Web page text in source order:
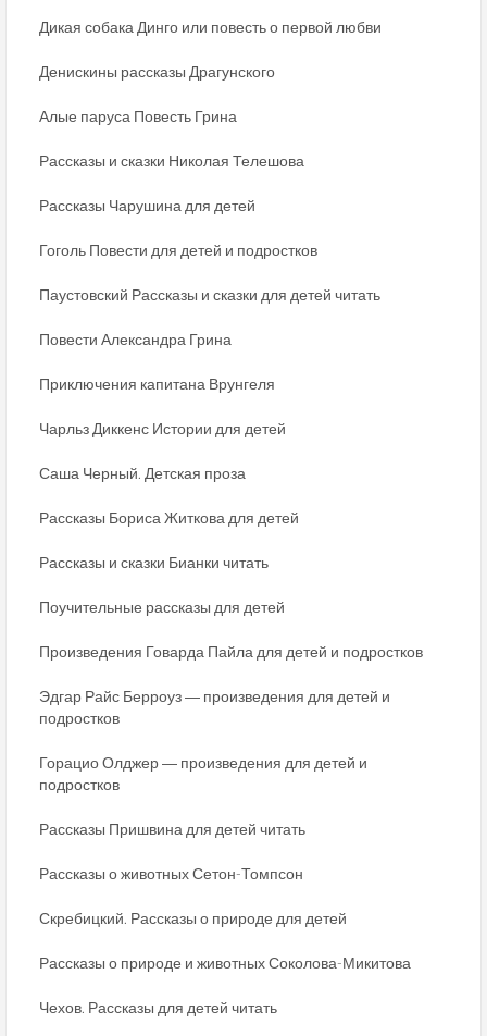
Дикая собака Динго или повесть о первой любви
Денискины рассказы Драгунского
Алые паруса Повесть Грина
Рассказы и сказки Николая Телешова
Рассказы Чарушина для детей
Гоголь Повести для детей и подростков
Паустовский Рассказы и сказки для детей читать
Повести Александра Грина
Приключения капитана Врунгеля
Чарльз Диккенс Истории для детей
Саша Черный. Детская проза
Рассказы Бориса Житкова для детей
Рассказы и сказки Бианки читать
Поучительные рассказы для детей
Произведения Говарда Пайла для детей и подростков
Эдгар Райс Берроуз ― произведения для детей и
подростков
Горацио Олджер ― произведения для детей и
подростков
Рассказы Пришвина для детей читать
Рассказы о животных Сетон-Томпсон
Скребицкий. Рассказы о природе для детей
Рассказы о природе и животных Соколова-Микитова
Чехов. Рассказы для детей читать